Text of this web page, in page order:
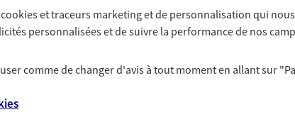
AXA Épargne
cookies et traceurs marketing et de personnalisation qui
personnalisées et de suivre la performance de nos
comme de changer d'avis à tout moment en allant sur